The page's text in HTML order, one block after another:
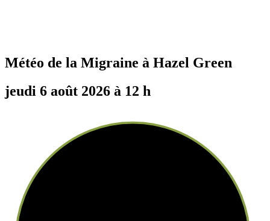
Météo de la Migraine à Hazel Green
jeudi 6 août 2026 à 12 h